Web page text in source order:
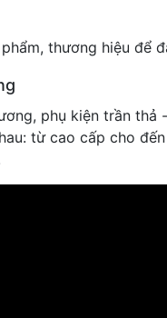
thương hiệu để
phụ kiện trần
từ cao cấp cho